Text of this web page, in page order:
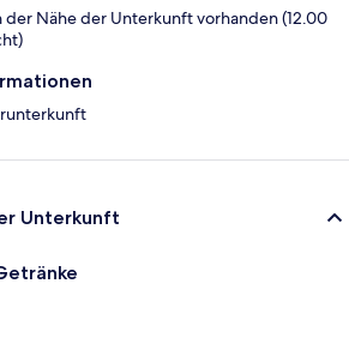
der Nähe der Unterkunft vorhanden (12.00
Unterkunft